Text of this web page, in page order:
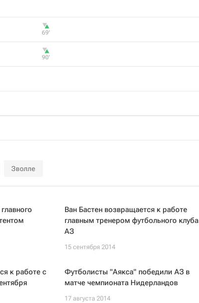
69‎’‎
90‎’‎
Зволле
Ван Бастен возвращается к работе
главным тренером футбольного клуба
АЗ
15 сентября 2014
к работе с
Футболисты "Аякса" победили АЗ в
матче чемпионата Нидерландов
17 августа 2014